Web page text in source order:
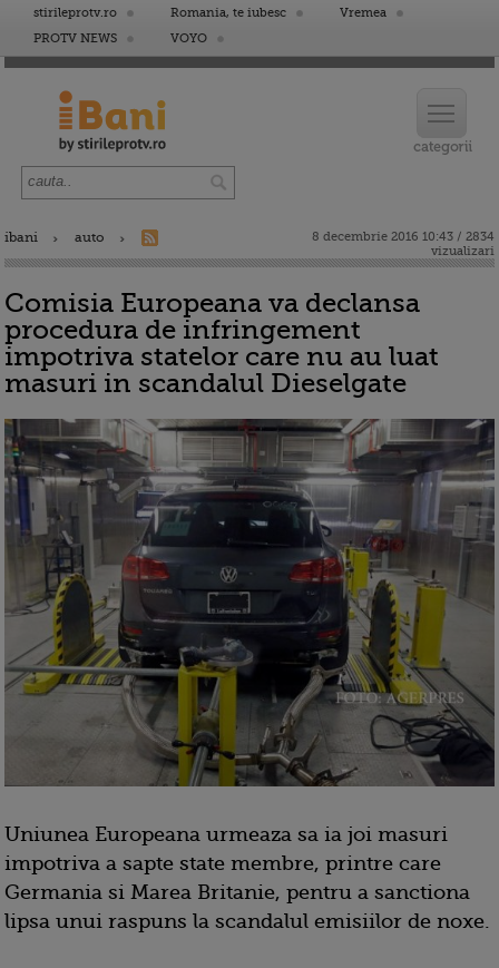
stirileprotv.ro Romania, te iubesc
Vremea
PROTV NEWS
VOYO
ibani auto
8 decembrie 2016 10:43 / 2834
vizualizari
Comisia Europeana va declansa
procedura de infringement
impotriva statelor care nu au luat
masuri in scandalul Dieselgate
Uniunea Europeana urmeaza sa ia joi masuri
impotriva a sapte state membre, printre care
Germania si Marea Britanie, pentru a sanctiona
lipsa unui raspuns la scandalul emisiilor de noxe.